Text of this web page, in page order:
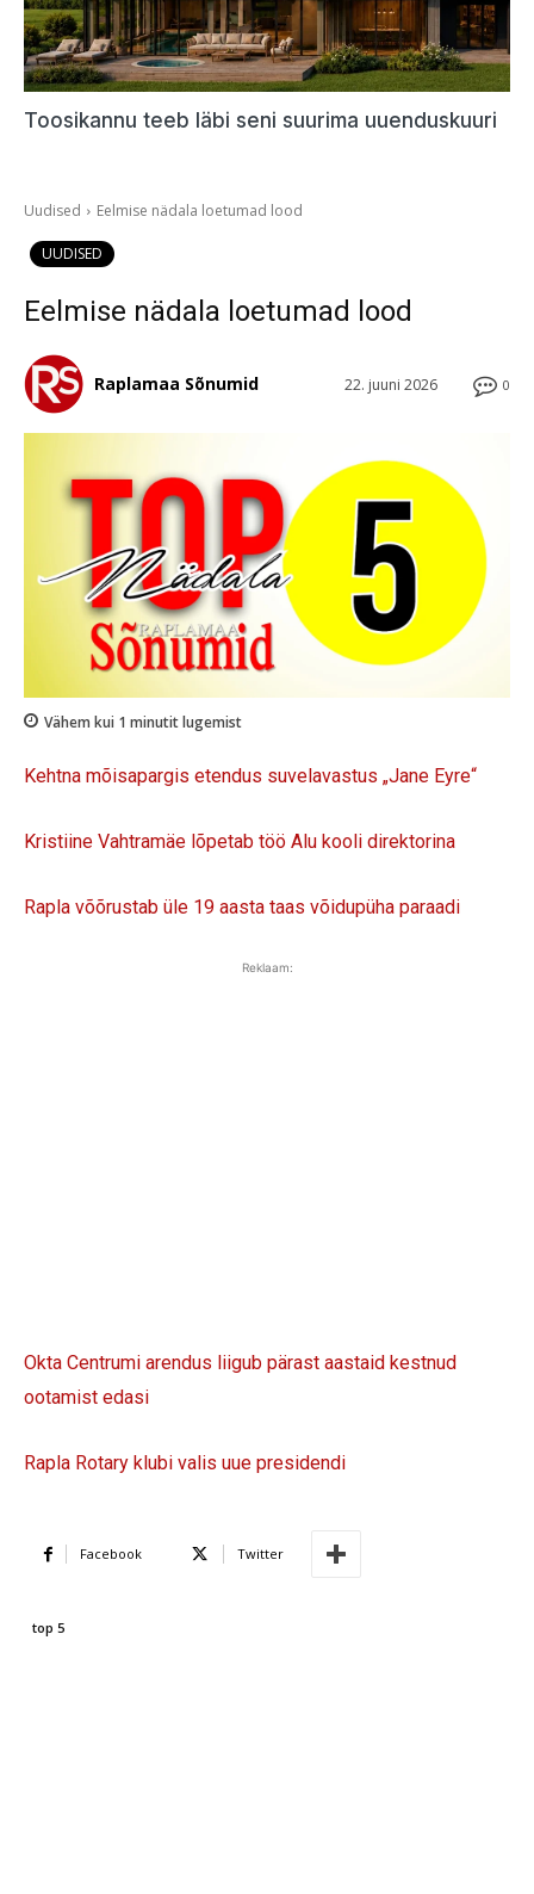
Toosikannu teeb läbi seni suurima uuenduskuuri